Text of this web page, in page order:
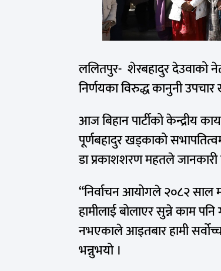
ललितपुर- शेरबहादुर देउवाको
निर्णयका विरुद्ध कानुनी
आज बिहान पार्टीको केन्द्रीय
पूर्णबहादुर खड्काको
डा प्रकाशशरण महतले जानकारी
“निर्वाचन आयोगले २०८२
हामीलाई बोलाएर सुन्ने काम
नभएकाले आइतबार हामी
भन्नुभयो ।